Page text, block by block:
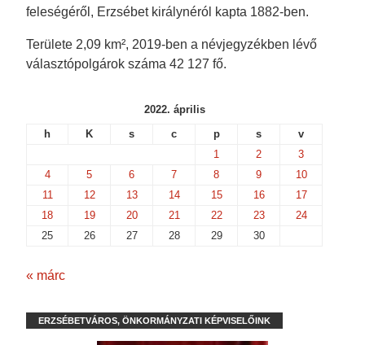
feleségéről, Erzsébet királynéról kapta 1882-ben.
Területe 2,09 km², 2019-ben a névjegyzékben lévő
választópolgárok száma 42 127 fő.
2022. április
h
K s c p s
v
1
2
3
4
5 6 7 8 9
10
11
12 13 14 15 16
17
18
19 20 21 22 23
24
25
26 27 28 29 30
« márc
ERZSÉBETVÁROS, ÖNKORMÁNYZATI KÉPVISELŐINK